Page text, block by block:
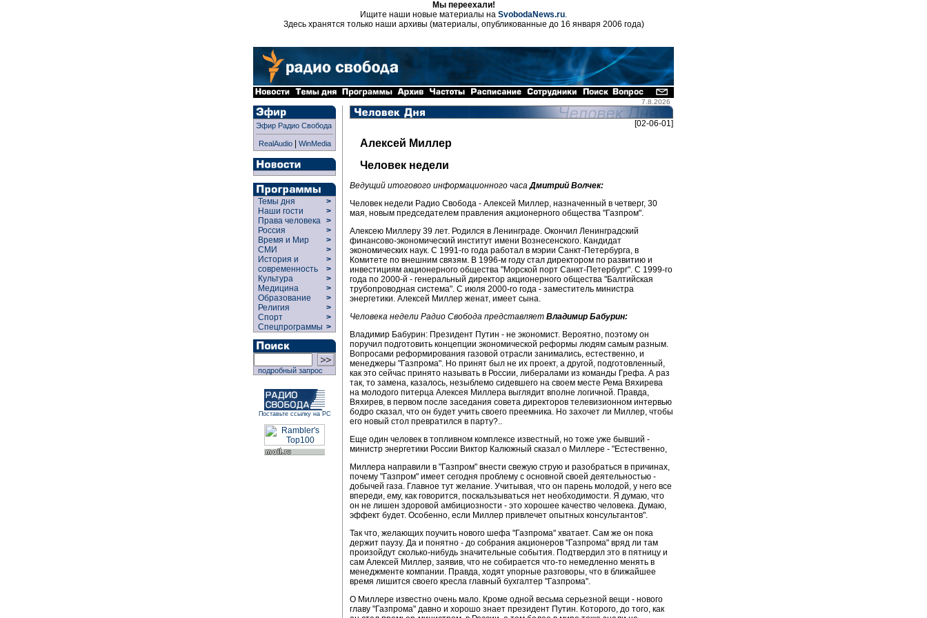
Мы переехали!
Ищите наши новые материалы на SvobodaNews.ru.
Здесь хранятся только наши архивы (материалы, опубликованные до 16 января 2006 года)
7.8.2026
Эфир Радио Свобода
RealAudio| WinMedia
Темы дня
>
Наши гости
>
Права человека >
Россия
>
Время и Мир
>
СМИ
>
История и
современность
>
>
Культура
>
Медицина
>
Образование
>
Религия
>
Спорт
>
Спецпрограммы >
подробный запрос
Поставьте ссылку на РС
[02-06-01]
Алексей Миллер
Человек недели
Ведущий итогового информационного часа Дмитрий Волчек:
Человек недели Радио Свобода - Алексей Миллер, назначенный в четверг, 30
мая, новым председателем правления акционерного общества "Газпром".
Алексею Миллеру 39 лет. Родился в Ленинграде. Окончил Ленинградский
финансово-экономический институт имени Вознесенского. Кандидат
экономических наук. С 1991-го года работал в мэрии Санкт-Петербурга, в
Комитете по внешним связям. В 1996-м году стал директором по развитию и
инвестициям акционерного общества "Морской порт Санкт-Петербург". С 1999-го
года по 2000-й - генеральный директор акционерного общества "Балтийская
трубопроводная система". С июля 2000-го года - заместитель министра
энергетики. Алексей Миллер женат, имеет сына.
Человека недели Радио Свобода представляет Владимир Бабурин:
Владимир Бабурин: Президент Путин - не экономист. Вероятно, поэтому он
поручил подготовить концепции экономической реформы людям самым разным.
Вопросами реформирования газовой отрасли занимались, естественно, и
менеджеры "Газпрома". Но принят был не их проект, а другой, подготовленный,
как это сейчас принято называть в России, либералами из команды Грефа. А раз
так, то замена, казалось, незыблемо сидевшего на своем месте Рема Вяхирева
на молодого питерца Алексея Миллера выглядит вполне логичной. Правда,
Вяхирев, в первом после заседания совета директоров телевизионном интервью
бодро сказал, что он будет учить своего преемника. Но захочет ли Миллер, чтобы
его новый стол превратился в парту?..
Еще один человек в топливном комплексе известный, но тоже уже бывший -
министр энергетики России Виктор Калюжный сказал о Миллере - "Естественно,
Миллера направили в "Газпром" внести свежую струю и разобраться в причинах,
почему "Газпром" имеет сегодня проблему с основной своей деятельностью -
добычей газа. Главное тут желание. Учитывая, что он парень молодой, у него все
впереди, ему, как говорится, поскальзываться нет необходимости. Я думаю, что
он не лишен здоровой амбициозности - это хорошее качество человека. Думаю,
эффект будет. Особенно, если Миллер привлечет опытных консультантов".
Так что, желающих поучить нового шефа "Газпрома" хватает. Сам же он пока
держит паузу. Да и понятно - до собрания акционеров "Газпрома" вряд ли там
произойдут сколько-нибудь значительные события. Подтвердил это в пятницу и
сам Алексей Миллер, заявив, что не собирается что-то немедленно менять в
менеджменте компании. Правда, ходят упорные разговоры, что в ближайшее
время лишится своего кресла главный бухгалтер "Газпрома".
О Миллере известно очень мало. Кроме одной весьма серьезной вещи - нового
главу "Газпрома" давно и хорошо знает президент Путин. Которого, до того, как